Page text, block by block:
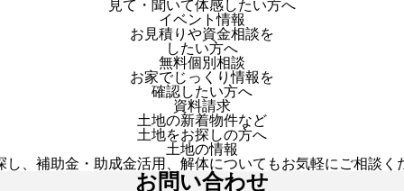
見て・聞いて体感したい方へ
イベント情報
お見積りや資金相談を
したい方へ
無料個別相談
お家でじっくり情報を
確認したい方へ
資料請求
土地の新着物件など
土地をお探しの方へ
土地の情報
、補助金・助成金活用、解体についてもお気軽にご相談く
お問い合わせ